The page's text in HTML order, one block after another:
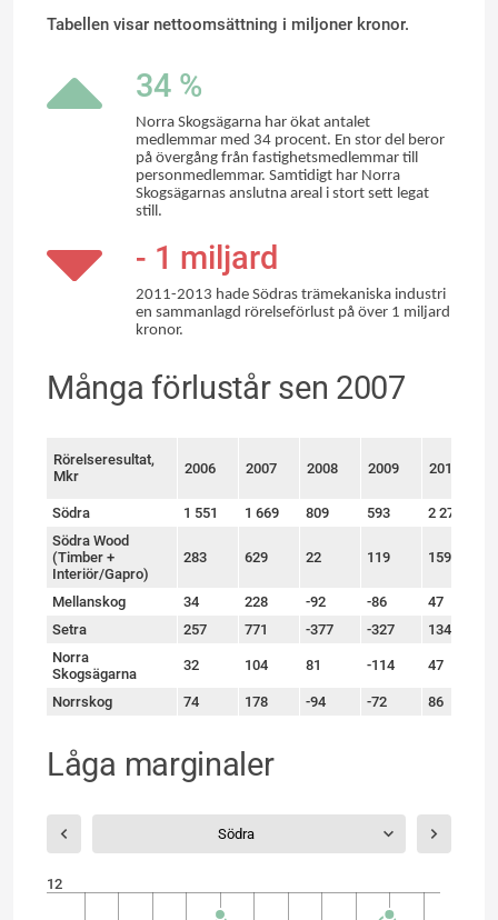
Tabellen visar nettoomsättning i miljoner kronor.
34 %
Norra Skogsägarna har ökat antalet
medlemmar med 34 procent. En stor del beror
på övergång från fastighetsmedlemmar till
personmedlemmar. Samtidigt har Norra
Skogsägarnas anslutna areal i stort sett legat
still.
- 1 miljard
2011-2013 hade Södras trämekaniska industri
en sammanlagd rörelseförlust på över 1 miljard
kronor.
Många förlustår sen 2007
Rörelseresultat,
Mkr
2006 2007 2008 2009 2010
Södra 1 551 1 669 809 593 2 271
Södra Wood
(Timber +
Interiör/Gapro)
283 629 22 119 159
Mellanskog 34 228 -92 -86 47
Setra
257 771 -377 -327 134
Norra
Skogsägarna
32 104 81 -114 47
Norrskog 74 178 -94 -72 86
Låga marginaler
Södra
12